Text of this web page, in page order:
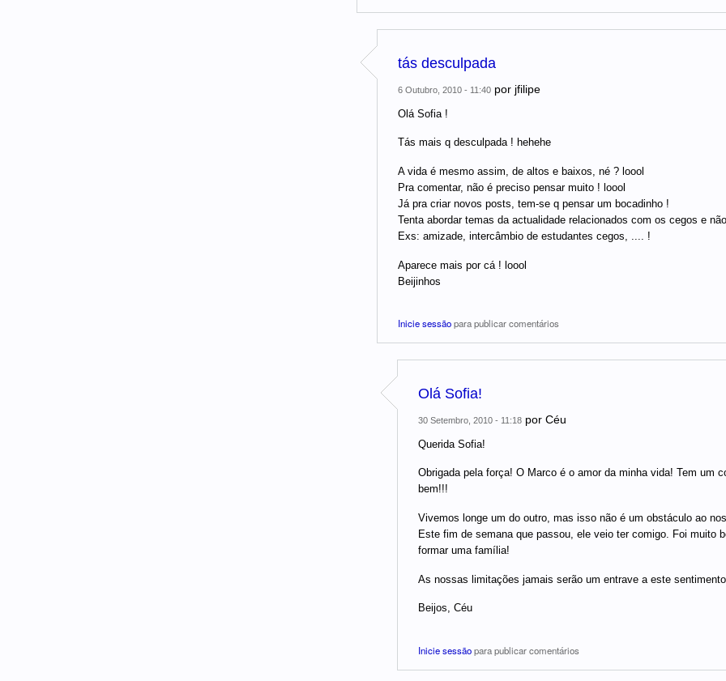
tás desculpada
6 Outubro, 2010 - 11:40por jfilipe
Olá Sofia !
Tás mais q desculpada ! hehehe
A vida é mesmo assim, de altos e baixos, né ? loool
Pra comentar, não é preciso pensar muito ! loool
Já pra criar novos posts, tem-se q pensar um bocadinho !
Tenta abordar temas da actualidade relacionados com os cegos e
Exs: amizade, intercâmbio de estudantes cegos, .... !
Aparece mais por cá ! loool
Beijinhos
Inicie sessãopara publicar comentários
Olá Sofia!
30 Setembro, 2010 - 11:18por Céu
Querida Sofia!
Obrigada pela força! O Marco é o amor da minha vida! Tem um
bem!!!
Vivemos longe um do outro, mas isso não é um obstáculo ao
Este fim de semana que passou, ele veio ter comigo. Foi muito
formar uma família!
As nossas limitações jamais serão um entrave a este
Beijos, Céu
Inicie sessãopara publicar comentários